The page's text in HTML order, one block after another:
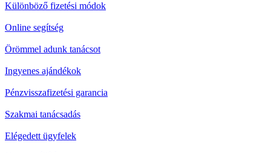
Különböző fizetési módok
Online segítség
Örömmel adunk tanácsot
Ingyenes ajándékok
Pénzvisszafizetési garancia
Szakmai tanácsadás
Elégedett ügyfelek